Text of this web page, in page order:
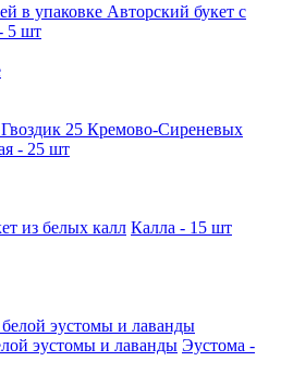
Авторский букет с
5 шт
25 Кремово-Сиреневых
- 25 шт
из белых калл Калла - 15 шт
эустомы и лаванды Эустома -